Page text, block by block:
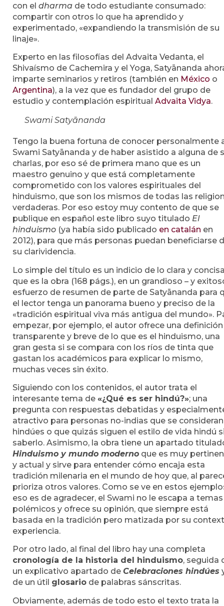
con el dharma de todo estudiante consumado:
compartir con otros lo que ha aprendido y
experimentado, «expandiendo la transmisión de su
linaje».
Experto en las filosofías del Advaita Vedanta, el
Shivaísmo de Cachemira y el Yoga, Satyānanda
imparte seminarios y retiros (también en México o
Argentina), a la vez que es fundador del grupo de
estudio y contemplación espiritual Advaita Vidya.
Swami Satyānanda
Tengo la buena fortuna de conocer personalmente
Swami Satyānanda y de haber asistido a alguna de
charlas, por eso sé de primera mano que es un
maestro genuino y que está completamente
comprometido con los valores espirituales del
hinduismo, que son los mismos de todas las
verdaderas. Por eso estoy muy contento de que se
publique en español este libro suyo titulado El
hinduismo (ya había sido publicado en catalán en
2012), para que más personas puedan beneficiarse
su clarividencia.
Lo simple del título es un indicio de lo clara y
que es la obra (168 págs.), en un grandioso – y
esfuerzo de resumen de parte de Satyānanda para
el lector tenga un panorama bueno y preciso de la
«tradición espiritual viva más antigua del mundo».
empezar, por ejemplo, el autor ofrece una definición
transparente y breve de lo que es el hinduismo, una
gran gesta si se compara con los ríos de tinta que
gastan los académicos para explicar lo mismo,
muchas veces sin éxito.
Siguiendo con los contenidos, el autor trata el
interesante tema de «¿Qué es ser hindú?»; una
pregunta con respuestas debatidas y
atractivo para personas no-indias que se consideran
hindúes o que quizás siguen el estilo de vida hindú
saberlo. Asimismo, la obra tiene un apartado
Hinduismo y mundo moderno que es muy
y actual y sirve para entender cómo encaja esta
tradición milenaria en el mundo de hoy que, al
prioriza otros valores. Como se ve en estos
eso es de agradecer, el Swami no le escapa a temas
polémicos y ofrece su opinión, que siempre está
basada en la tradición pero matizada por su
experiencia.
Por otro lado, al final del libro hay una completa
cronología de la historia del hinduismo, seguida
un explicativo apartado de Celebraciones hindúes
de un útil glosario de palabras sánscritas.
Obviamente, además de todo esto el texto trata la